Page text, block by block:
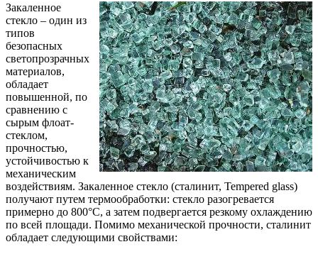
Закаленное
стекло – один из
типов
безопасных
светопрозрачных
материалов,
обладает
повышенной, по
сравнению с
сырым флоат-
стеклом,
прочностью,
устойчивостью к
механическим
воздействиям. Закаленное стекло (сталинит, Tempered glass)
получают путем термообработки: стекло разогревается
примерно до 800°С, а затем подвергается резкому охлаждению
по всей площади. Помимо механической прочности, сталинит
обладает следующими свойствами: